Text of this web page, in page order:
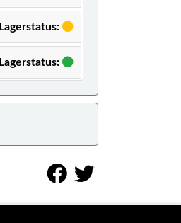
Lagerstatus:
Lagerstatus: